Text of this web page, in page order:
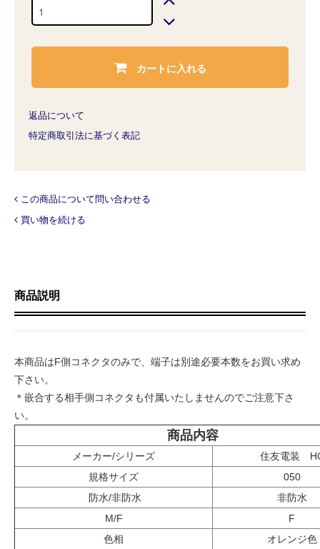
カートに入れる
返品について
特定商取引法に基づく表記
この商品について問い合わせる
買い物を続ける
商品説明
本商品はF側コネクタのみで、端子は別途必要本数をお買い求め
下さい。
＊嵌合する相手側コネクタも付属いたしませんのでご注意下さ
い。
商品内容
メーカー/シリーズ
住友電装
規格サイズ
050
防水/非防水
非防水
M/F
F
色相
オレンジ色